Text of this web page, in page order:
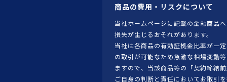
商品の費用・リスクについて
当社ホームページに記載の金融商品
損失が生じるおそれがあります。
当社は各商品の有効証拠金比率が一
の取引が可能なため急激な相場変動
ますので、当該商品等の「契約締結
ご自身の判断と責任においてお取引を